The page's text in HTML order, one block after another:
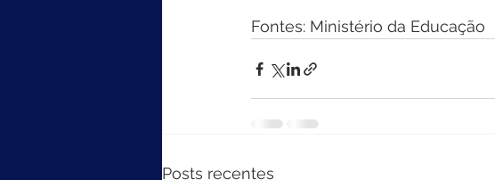
Fontes: Ministério da Educação
Posts recentes